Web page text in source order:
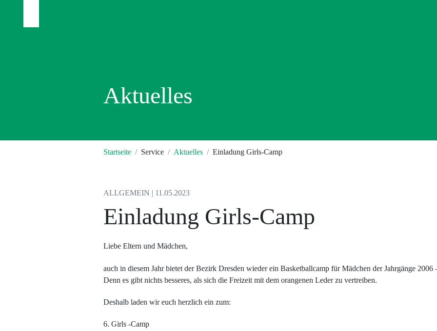
Aktuelles
Startseite Service Aktuelles Einladung Girls-Camp
ALLGEMEIN | 11.05.2023
Einladung Girls-Camp
Liebe Eltern und Mädchen,
auch in diesem Jahr bietet der Bezirk Dresden wieder ein Basketballcamp für Mädchen der Jahrgänge 2006
Denn es gibt nichts besseres, als sich die Freizeit mit dem orangenen Leder zu vertreiben.
Deshalb laden wir euch herzlich ein zum:
6. Girls -Camp